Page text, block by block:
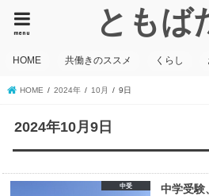
ともば
menu
HOME 共働きのススメ くらし
HOME 2024年 10月 9日
2024年10月9日
中受
中学受験